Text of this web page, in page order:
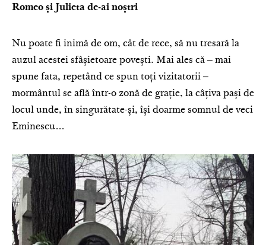
Romeo și Julieta de-ai noștri
Nu poate fi inimă de om, cât de rece, să nu tresară la
auzul acestei sfâșietoare povești. Mai ales că ‒ mai
spune fata, repetând ce spun toți vizitatorii ‒
mormântul se află într-o zonă de grație, la câțiva pași de
locul unde, în singurătate-și, își doarme somnul de veci
Eminescu…